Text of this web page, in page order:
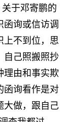
于邓寄鹏的
函询或信访调
上不到位，思
自己照搬照抄
理由和事实欺
函询看作是对
大做，跟自己